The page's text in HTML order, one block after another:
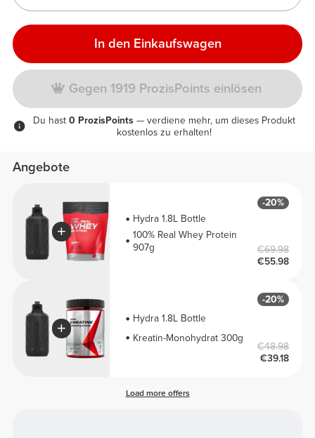
In den Einkaufswagen
Gegen 1919 ProzisPoints einlösen
Du hast 0 ProzisPoints — verdiene mehr, um dieses Produkt
kostenlos zu erhalten!
Angebote
Hydra 1.8L Bottle
100% Real Whey Protein
907g
-20%
€69.98
€55.98
Hydra 1.8L Bottle
Kreatin-Monohydrat 300g
-20%
€48.98
€39.18
Load more offers